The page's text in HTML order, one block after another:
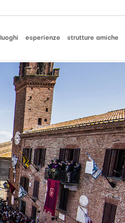
luoghi esperienze strutture amiche